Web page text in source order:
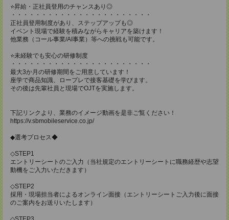
⭐昇給・正社員登用のチャンスあり◎
・・・・・・・・・・・・・・・・・・・・・・・
正社員登用制度があり、ステップアップも◎
イベント現場で経験を積みながらキャリアを築けます！
他業務（コール事業/AI事業）等への挑戦も可能です。
⭐未経験でも安心の研修制度
・・・・・・・・・・・・・・・・・・・・・・・
最大3か月の研修期間をご用意しています！
座学で商品知識、ロープレで接客基礎を学びます。
その後は先輩社員と現場でOJTを実施します。
下記リンクより、業務のイメージ動画を是非ご覧ください！
https://v.sbmobileservice.co.jp/
◆選考プロセス◆
◇STEP1
エントリーシートのご入力（当社規定のエントリーシートに職務経歴や志望
動機をご入力いただきます）
◇STEP2
採用・現場担当者によるオンライン面接（エントリーシートご入力後に面接
のご案内をお送りいたします）